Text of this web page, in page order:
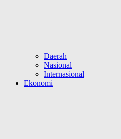
Daerah
Nasional
Internasional
Ekonomi